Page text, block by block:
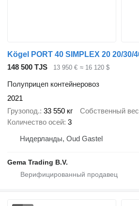
148 500 TJS 13 950 € ≈ 16 120 $
Полуприцеп контейнеровоз
2021
Грузопод. 33 550 кг Собственный вес
Количество осей 3
Нидерланды, Oud Gastel
Gema Trading B.V.